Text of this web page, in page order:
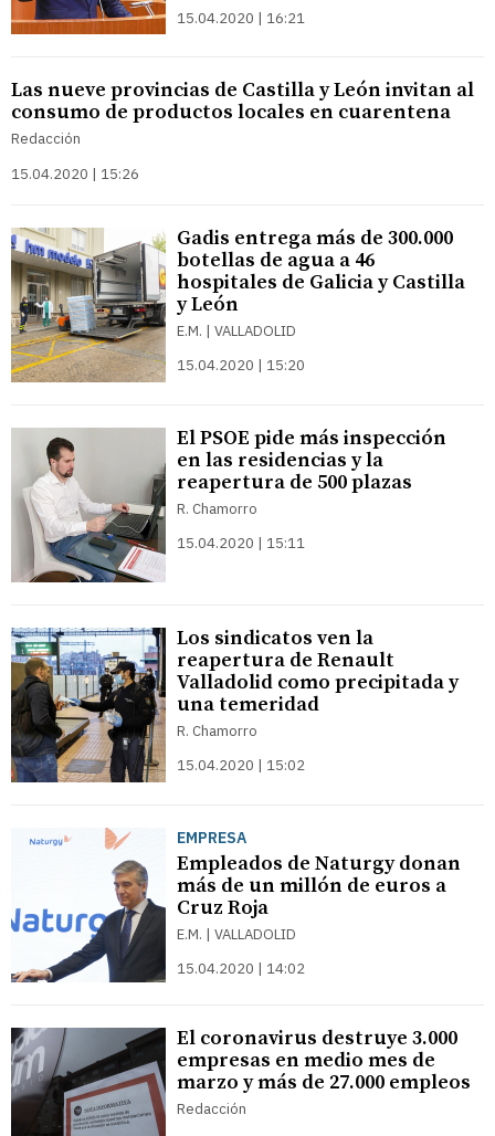
15.04.2020 | 16:21
Las nueve provincias de Castilla y León invitan al
consumo de productos locales en cuarentena
Redacción
15.04.2020 | 15:26
Gadis entrega más de 300.000
botellas de agua a 46
hospitales de Galicia y Castilla
y León
E.M. | VALLADOLID
15.04.2020 | 15:20
El PSOE pide más inspección
en las residencias y la
reapertura de 500 plazas
R. Chamorro
15.04.2020 | 15:11
Los sindicatos ven la
reapertura de Renault
Valladolid como precipitada y
una temeridad
R. Chamorro
15.04.2020 | 15:02
EMPRESA
Empleados de Naturgy donan
más de un millón de euros a
Cruz Roja
E.M. | VALLADOLID
15.04.2020 | 14:02
El coronavirus destruye 3.000
empresas en medio mes de
marzo y más de 27.000 empleos
Redacción